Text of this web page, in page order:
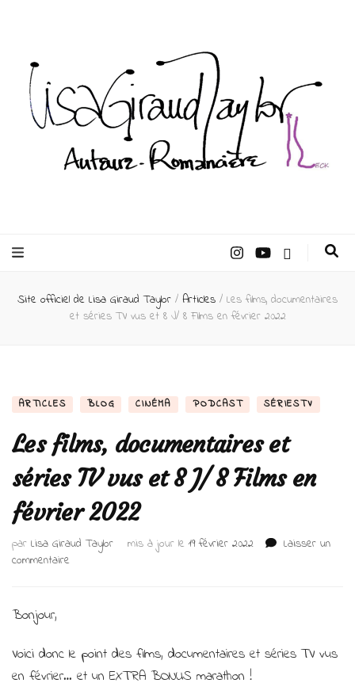
Taylor –
Auteur
Site officiel de Lisa Giraud Taylor / Articles / Les films, documentaires
et séries TV vus et 8 J/ 8 Films en février 2022
ARTICLES BLOG CINÉMA PODCAST SÉRIESTV
Les films, documentaires et
séries TV vus et 8 J/ 8 Films en
février 2022
par Lisa Giraud Taylor mis à jour le 19 février 2022
Laisser un
commentaire
TV
vus
Bonjour,
Voici donc le point des films, documentaires et séries TV vus
en février… et un EXTRA BONUS marathon !